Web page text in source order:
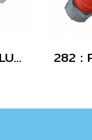
1708 : POWERPLUG 2P+E 16A230Vเมียฝัง(IP67)